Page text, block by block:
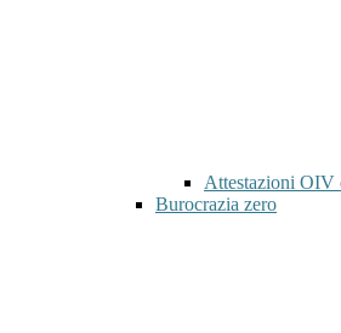
Attestazioni OIV
Burocrazia zero